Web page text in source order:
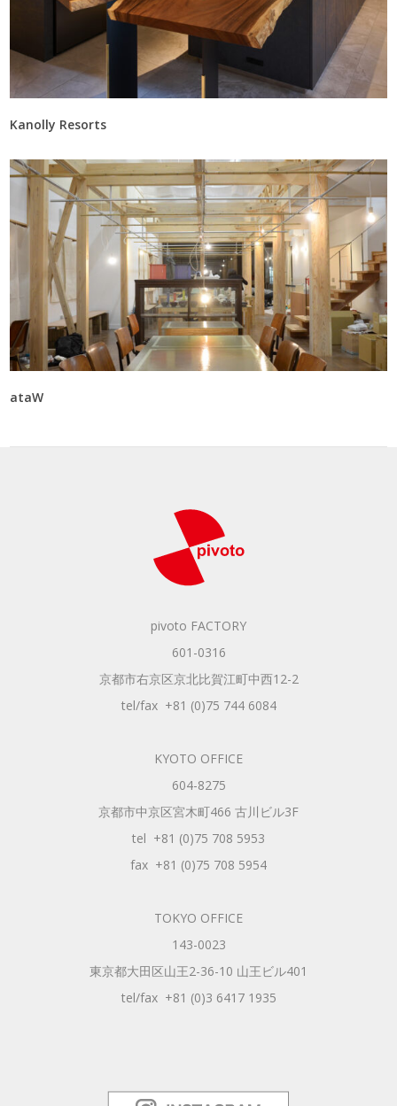
Kanolly Resorts
ataW
pivoto FACTORY
601-0316
京都市右京区京北比賀江町中西12-2
tel/fax +81 (0)75 744 6084
KYOTO OFFICE
604-8275
京都市中京区宮木町466 古川ビル3F
tel +81 (0)75 708 5953
fax +81 (0)75 708 5954
TOKYO OFFICE
143-0023
東京都大田区山王2-36-10 山王ビル401
tel/fax +81 (0)3 6417 1935